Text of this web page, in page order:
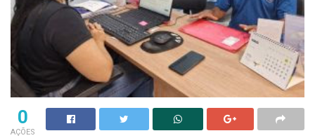
0
AÇÕES